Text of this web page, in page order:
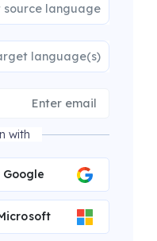
source language
language(s)
with